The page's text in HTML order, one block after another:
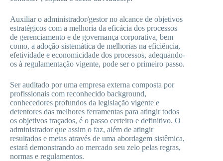
Auxiliar o administrador/gestor no alcance de objetivos
estratégicos com a melhoria da eficácia dos processos
de gerenciamento e de governança corporativa, bem
como, a adoção sistemática de melhorias na eficiência,
efetividade e economicidade dos processos, adequando-
os à regulamentação vigente, pode ser o primeiro passo.
Ser auditado por uma empresa externa composta por
profissionais com reconhecido background,
conhecedores profundos da legislação vigente e
detentores das melhores ferramentas para atingir todos
os objetivos traçados, é o passo certeiro e definitivo. O
administrador que assim o faz, além de atingir
resultados e metas através de uma abordagem sistêmica,
estará demonstrando ao mercado seu zelo pelas regras,
normas e regulamentos.